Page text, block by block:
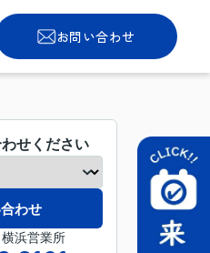
お問い合わせ
せください
わせ
浜営業所